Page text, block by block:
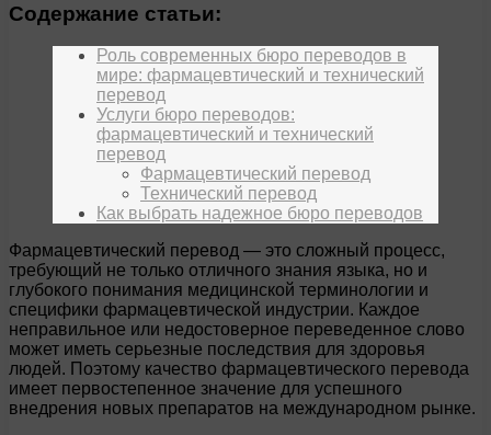
Содержание статьи:
Роль современных бюро переводов в
мире: фармацевтический и технический
перевод
Услуги бюро переводов:
фармацевтический и технический
перевод
Фармацевтический перевод
Технический перевод
Как выбрать надежное бюро переводов
Фармацевтический перевод — это сложный процесс,
требующий не только отличного знания языка, но и
глубокого понимания медицинской терминологии и
специфики фармацевтической индустрии. Каждое
неправильное или недостоверное переведенное слово
может иметь серьезные последствия для здоровья
людей. Поэтому качество фармацевтического перевода
имеет первостепенное значение для успешного
внедрения новых препаратов на международном рынке.